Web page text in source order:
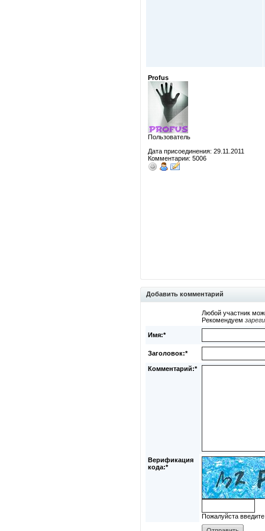
Profus
Пользователь
Дата присоединения: 29.11.2011
Комментарии: 5006
Добавить комментарий
Любой участник
Рекомендуем
Имя:*
Заголовок:*
Комментарий:*
Верификация
кода:*
Пожалуйста